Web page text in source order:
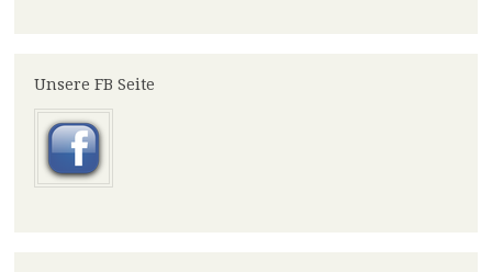
Unsere FB Seite